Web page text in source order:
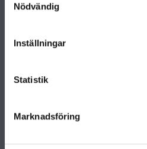
Nödvändig
Inställningar
Statistik
Marknadsföring
OM FISKARHEDENVILLAN
Jobba hos oss
Nyhetsbrev
KONTAKTA FISKARHEDENVILLAN
Huvudkontor